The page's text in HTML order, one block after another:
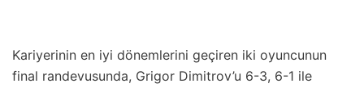
Kariyerinin en iyi dönemlerini geçiren iki oyuncunun
final randevusunda, Grigor Dimitrov’u 6-3, 6-1 ile